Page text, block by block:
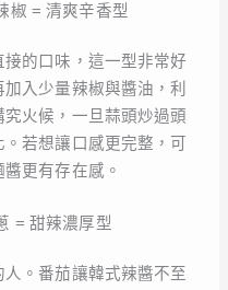
椒 = 清爽辛香型
的口味，這一型非常好
入少量辣椒與醬油，利
火候，一旦蒜頭炒過頭
若想讓口感更完整，可
更有存在感。
= 甜辣濃厚型
。番茄讓韓式辣醬不至